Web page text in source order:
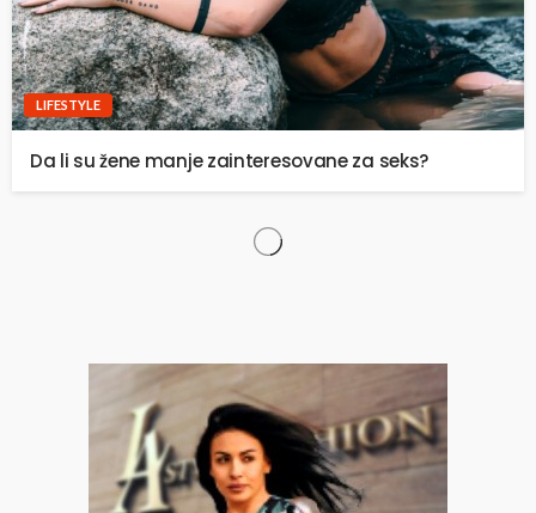
LIFESTYLE
Da li su žene manje zainteresovane za seks?